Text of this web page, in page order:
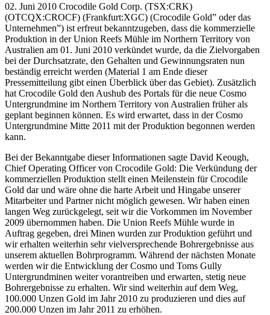
02. Juni 2010 Crocodile Gold Corp. (TSX:CRK)
(OTCQX:CROCF) (Frankfurt:XGC) (Crocodile Gold” oder das
Unternehmen”) ist erfreut bekanntzugeben, dass die kommerzielle
Produktion in der Union Reefs Mühle im Northern Territory von
Australien am 01. Juni 2010 verkündet wurde, da die Zielvorgaben
bei der Durchsatzrate, den Gehalten und Gewinnungsraten nun
beständig erreicht werden (Material 1 am Ende dieser
Pressemitteilung gibt einen Überblick über das Gebiet). Zusätzlich
hat Crocodile Gold den Aushub des Portals für die neue Cosmo
Untergrundmine im Northern Territory von Australien früher als
geplant beginnen können. Es wird erwartet, dass in der Cosmo
Untergrundmine Mitte 2011 mit der Produktion begonnen werden
kann.
Bei der Bekanntgabe dieser Informationen sagte David Keough,
Chief Operating Officer von Crocodile Gold: Die Verkündung der
kommerziellen Produktion stellt einen Meilenstein für Crocodile
Gold dar und wäre ohne die harte Arbeit und Hingabe unserer
Mitarbeiter und Partner nicht möglich gewesen. Wir haben einen
langen Weg zurückgelegt, seit wir die Vorkommen im November
2009 übernommen haben. Die Union Reefs Mühle wurde in
Auftrag gegeben, drei Minen wurden zur Produktion geführt und
wir erhalten weiterhin sehr vielversprechende Bohrergebnisse aus
unserem aktuellen Bohrprogramm. Während der nächsten Monate
werden wir die Entwicklung der Cosmo und Toms Gully
Untergrundminen weiter vorantreiben und erwarten, stetig neue
Bohrergebnisse zu erhalten. Wir sind weiterhin auf dem Weg,
100.000 Unzen Gold im Jahr 2010 zu produzieren und dies auf
200.000 Unzen im Jahr 2011 zu erhöhen.